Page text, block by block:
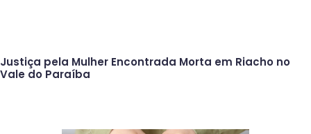
Justiça pela Mulher Encontrada Morta em Riacho no
Vale do Paraíba